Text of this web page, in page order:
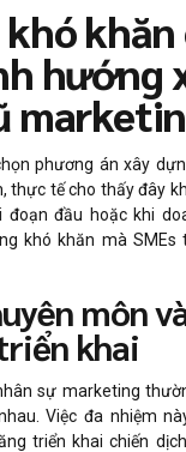
khăn
hướng
phương án xây
thực tế cho thấy đây
đầu hoặc khi
khó khăn mà SMEs
môn
khai
sự marketing
Việc đa nhiệm
triển khai chiến